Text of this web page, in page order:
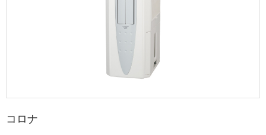
コロナ